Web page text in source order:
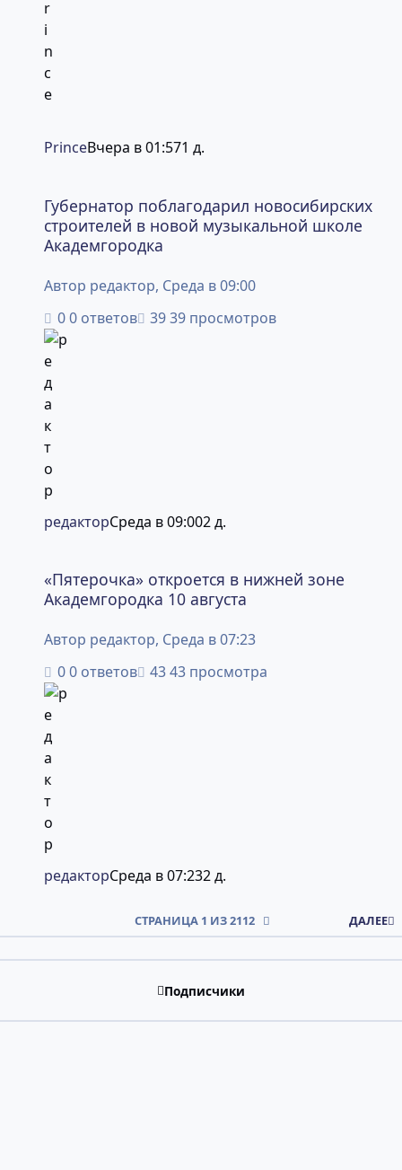
PrinceВчера в 01:571 д.
Губернатор поблагодарил новосибирских
строителей в новой музыкальной школе
Академгородка
Автор редактор, Среда в 09:00
0 ответов
39 просмотров
редакторСреда в 09:002 д.
«Пятерочка» откроется в нижней зоне
Академгородка 10 августа
Автор редактор, Среда в 07:23
0 ответов
43 просмотра
редакторСреда в 07:232 д.
ДАЛЕЕ
СТРАНИЦА 1 ИЗ 2112
Подписчики